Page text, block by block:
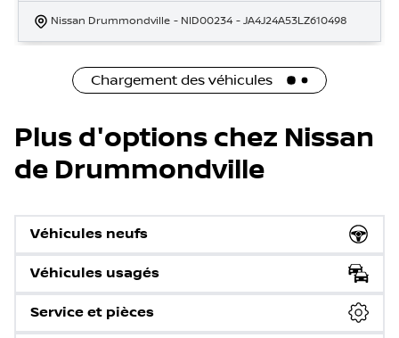
Nissan Drummondville - NID00234 - JA4J24A53LZ610498
Chargement des véhicules
Plus d'options chez Nissan
de Drummondville
Véhicules neufs
Véhicules usagés
Service et pièces